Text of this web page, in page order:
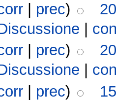
prec)
prec)
| prec)